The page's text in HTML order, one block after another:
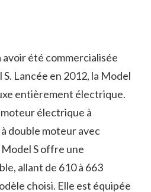
été commercialisée
Lancée en 2012, la Model
entièrement électrique.
moteur électrique à
double moteur avec
S offre une
allant de 610 à 663
choisi. Elle est équipée